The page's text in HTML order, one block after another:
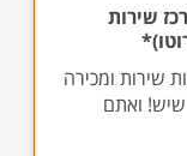
שירות
שירות ומכירה
ואתם